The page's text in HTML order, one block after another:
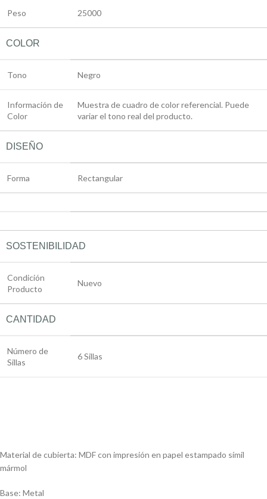
Peso 25000
COLOR
Tono Negro
Información de
Color
Muestra de cuadro de color referencial. Puede
variar el tono real del producto.
DISEÑO
Forma Rectangular
SOSTENIBILIDAD
Condición
Producto
Nuevo
CANTIDAD
Número de
Sillas
6 Sillas
Material de cubierta: MDF con impresión en papel estampado símil
mármol
Base: Metal